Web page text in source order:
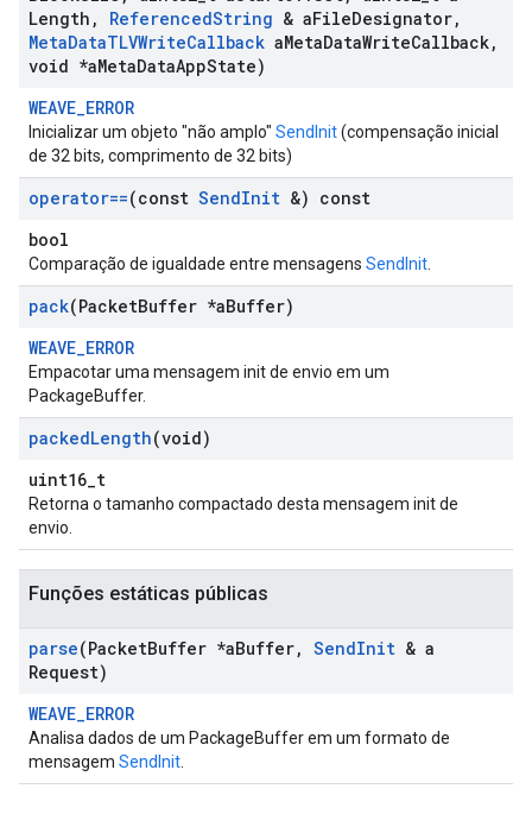
Length , ReferencedString & aFileDesignator,
MetaDataTLVWriteCallback aMetaDataWriteCallback,
void *aMetaDataAppState)
WEAVE_ERROR
Inicializar um objeto "não amplo" SendInit(compensação inicial
de 32 bits, comprimento de 32 bits)
operator==(const SendInit &) const
bool
Comparação de igualdade entre mensagens SendInit
pack(PacketBuffer *aBuffer)
WEAVE_ERROR
Empacotar uma mensagem init de envio em um
PackageBuffer.
packedLength(void)
uint16_t
Retorna o tamanho compactado desta mensagem init de
envio.
Funções estáticas públicas
parse(PacketBuffer *aBuffer, SendInit & a
Request)
WEAVE_ERROR
Analisa dados de um PackageBuffer em um formato de
mensagem SendInit